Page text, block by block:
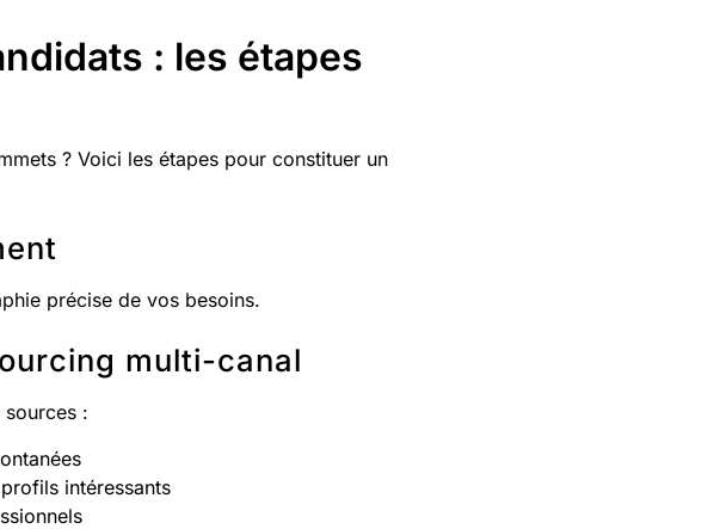
: les étapes
? Voici les étapes pour constituer un
précise de vos besoins.
multi-canal
:
intéressants